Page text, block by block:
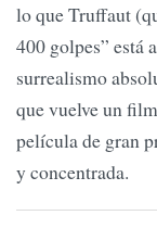
lo que Truffaut
400 golpes” está
surrealismo
que vuelve un
película de gran
y concentrada.